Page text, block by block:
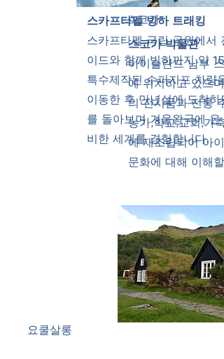
스카프타펠 빙하 트래킹
스카프타펠 국립 공원에서
이드와 함께 빙하까지 약 15
특수제작된 수퍼지프 차량
이동한 후 만년설에 도착하
를 돌아보며 겨울왕국에 온
비한 세계를 경험합니다.
스코가
스코가 박물관
아이슬란드 남부
에 위치하고 있으
의 전시품과 전통
농가,학교,교회,가
에 재조립되어 아
문화에 대해 이해
요쿨살롱